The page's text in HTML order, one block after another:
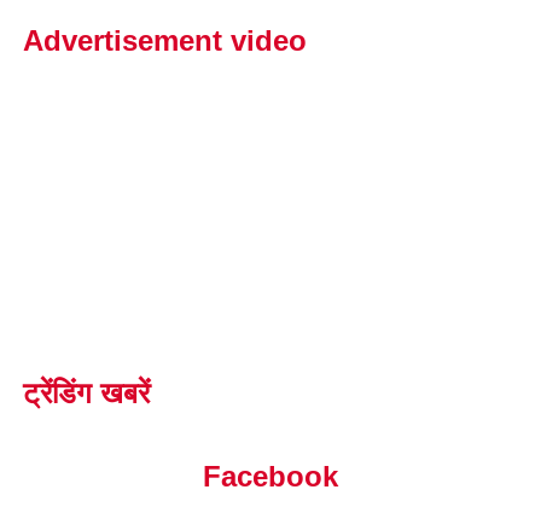
Advertisement video
ट्रेंडिंग खबरें
Facebook